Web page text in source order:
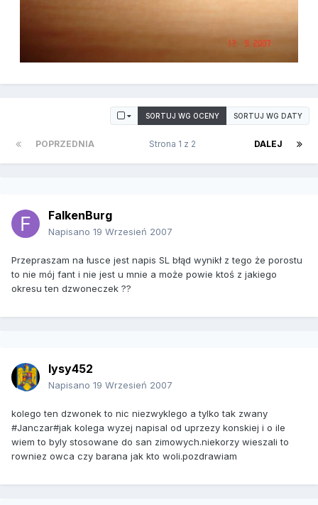
SORTUJ WG OCENY SORTUJ WG DATY
POPRZEDNIA DALEJ
Strona 1 z 2
FalkenBurg
Napisano 19 Wrzesień 2007
Przepraszam na łusce jest napis SL błąd wynikł z tego że porostu
to nie mój fant i nie jest u mnie a może powie ktoś z jakiego
okresu ten dzwoneczek ??
lysy452
Napisano 19 Wrzesień 2007
kolego ten dzwonek to nic niezwyklego a tylko tak zwany
#Janczar#jak kolega wyzej napisal od uprzezy konskiej i o ile
wiem to byly stosowane do san zimowych.niekorzy wieszali to
rowniez owca czy barana jak kto woli.pozdrawiam